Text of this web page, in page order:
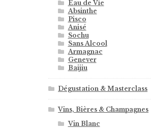
Eau de Vie
Absinthe
Pisco
Anisé
Sochu
Sans Alcool
Armagnac
Genever
Baijiu
Dégustation & Masterclass
Vins, Bières & Champagnes
Vin Blanc